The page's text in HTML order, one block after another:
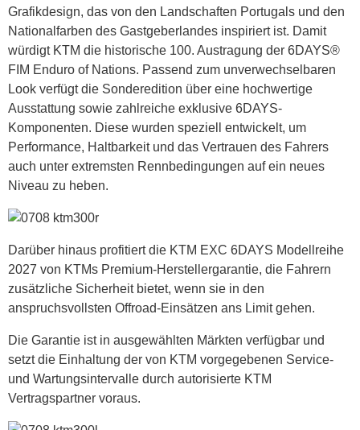
Grafikdesign, das von den Landschaften Portugals und den
Nationalfarben des Gastgeberlandes inspiriert ist. Damit
würdigt KTM die historische 100. Austragung der 6DAYS®
FIM Enduro of Nations. Passend zum unverwechselbaren
Look verfügt die Sonderedition über eine hochwertige
Ausstattung sowie zahlreiche exklusive 6DAYS-
Komponenten. Diese wurden speziell entwickelt, um
Performance, Haltbarkeit und das Vertrauen des Fahrers
auch unter extremsten Rennbedingungen auf ein neues
Niveau zu heben.
Darüber hinaus profitiert die KTM EXC 6DAYS Modellreihe
2027 von KTMs Premium-Herstellergarantie, die Fahrern
zusätzliche Sicherheit bietet, wenn sie in den
anspruchsvollsten Offroad-Einsätzen ans Limit gehen.
Die Garantie ist in ausgewählten Märkten verfügbar und
setzt die Einhaltung der von KTM vorgegebenen Service-
und Wartungsintervalle durch autorisierte KTM
Vertragspartner voraus.